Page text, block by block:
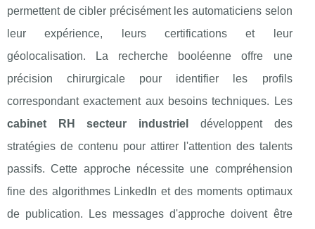
permettent de cibler précisément les automaticiens selon
leur expérience, leurs certifications et leur
géolocalisation. La recherche booléenne offre une
précision chirurgicale pour identifier les profils
correspondant exactement aux besoins techniques. Les
cabinet RH secteur industriel
développent des
stratégies de contenu pour attirer l'attention des talents
passifs. Cette approche nécessite une compréhension
fine des algorithmes LinkedIn et des moments optimaux
de publication. Les messages d'approche doivent être